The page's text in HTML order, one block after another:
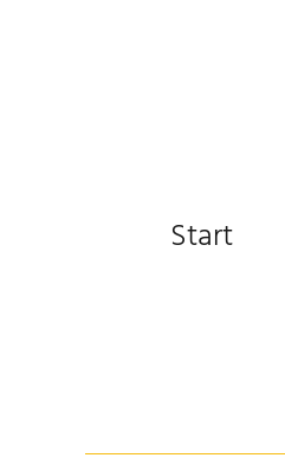
Start